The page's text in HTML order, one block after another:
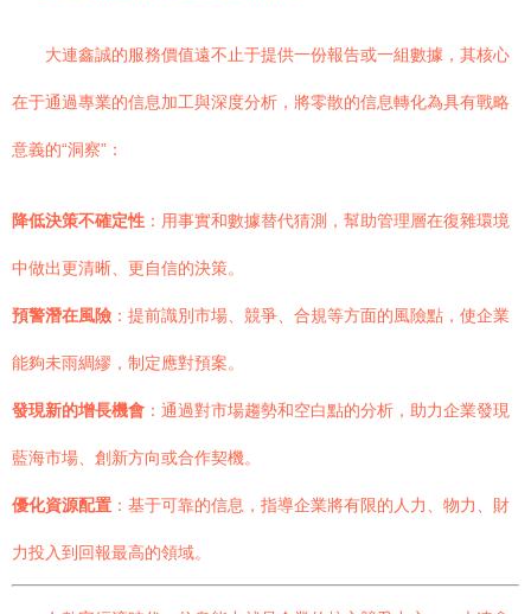
大連鑫誠的服務價值遠不止于提供一份報告或一組數據，其核心
在于通過專業的信息加工與深度分析，將零散的信息轉化為具有戰略
意義的“洞察”：
降低決策不確定性 ：用事實和數據替代猜測，幫助管理層在復雜環境
中做出更清晰、更自信的決策。
預警潛在風險 ：提前識別市場、競爭、合規等方面的風險點，使企業
能夠未雨綢繆，制定應對預案。
發現新的增長機會 ：通過對市場趨勢和空白點的分析，助力企業發現
藍海市場、創新方向或合作契機。
優化資源配置 ：基于可靠的信息，指導企業將有限的人力、物力、財
力投入到回報最高的領域。